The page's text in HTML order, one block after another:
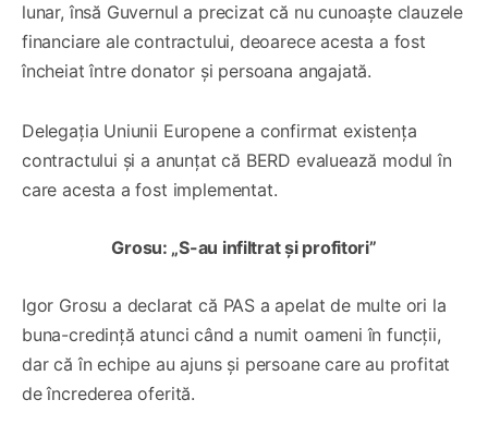
lunar, însă Guvernul a precizat că nu cunoaște clauzele
financiare ale contractului, deoarece acesta a fost
încheiat între donator și persoana angajată.
Delegația Uniunii Europene a confirmat existența
contractului și a anunțat că BERD evaluează modul în
care acesta a fost implementat.
Grosu: „S-au infiltrat și profitori”
Igor Grosu a declarat că PAS a apelat de multe ori la
buna-credință atunci când a numit oameni în funcții,
dar că în echipe au ajuns și persoane care au profitat
de încrederea oferită.